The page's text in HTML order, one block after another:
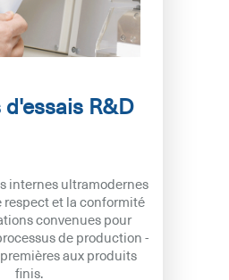
R&D
internes ultramodernes
et la conformité
convenues pour
de production -
aux produits
finis.